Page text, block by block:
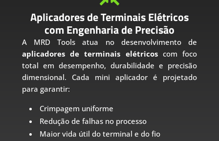
Aplicadores de Terminais Elétricos
com Engenharia de Precisão
A MRD Tools atua no desenvolvimento de
aplicadores de terminais elétricoscom foco
total em desempenho, durabilidade e precisão
dimensional. Cada mini aplicador é projetado
para garantir:
Crimpagem uniforme
Redução de falhas no processo
Maior vida útil do terminal e do fio